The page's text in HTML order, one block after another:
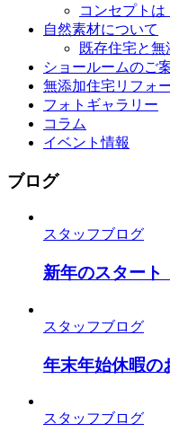
コンセプト
自然素材について
既存住宅と
ショールームのご
無添加住宅リフォ
フォトギャラリー
コラム
イベント情報
ブログ
スタッフブログ
新年のスタート
スタッフブログ
年末年始休暇の
スタッフブログ